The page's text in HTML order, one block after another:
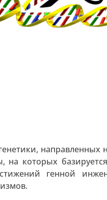
направленных
которых
генной